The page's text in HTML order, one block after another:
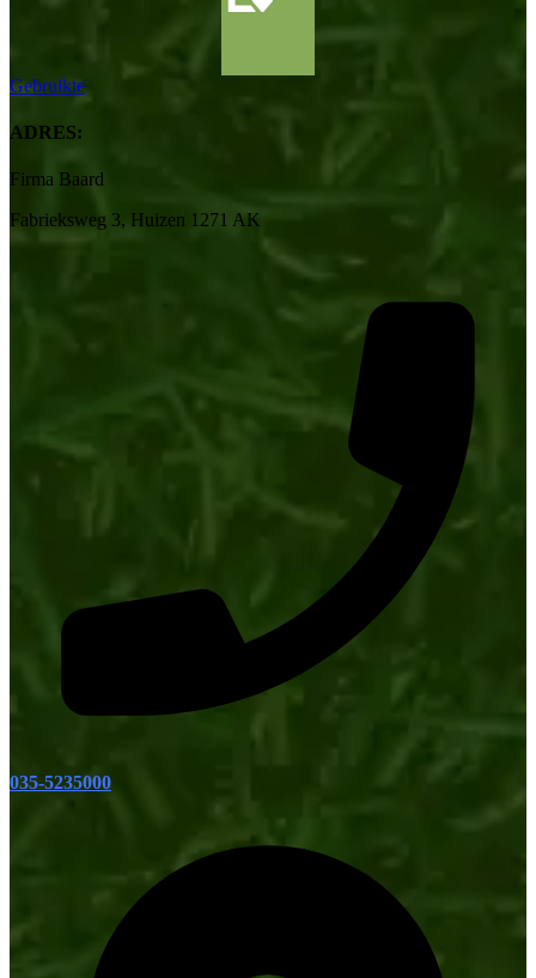
Gebruikte
ADRES:
Firma Baard
Fabrieksweg 3, Huizen 1271 AK
035-5235000